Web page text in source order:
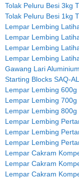
Tolak Peluru Besi 3kg
Tolak Peluru Besi 1kg
Lempar Lembing
Lempar Lembing
Lempar Lembing
Lempar Lembing
Gawang Lari
Starting Blocks SAQ-
Lempar Lembing
Lempar Lembing 700g
Lempar Lembing
Lempar Lembing
Lempar Lembing
Lempar Lembing
Lempar Cakram
Lempar Cakram
Lempar Cakram